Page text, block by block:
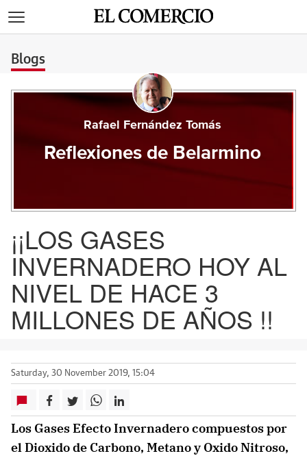
Blogs
Rafael Fernández Tomás
Reflexiones de Belarmino
¡¡LOS GASES
INVERNADERO HOY AL
NIVEL DE HACE 3
MILLONES DE AÑOS !!
Saturday, 30 November 2019, 15:04
Los Gases Efecto Invernadero compuestos por
el Dioxido de Carbono, Metano y Oxido Nitroso,